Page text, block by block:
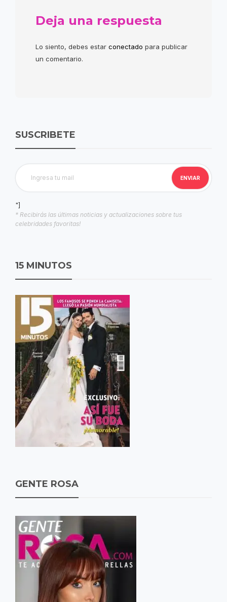
Deja una respuesta
Lo siento, debes estar conectado para publicar
un comentario.
SUSCRIBETE
"]
* Recibirás las últimas noticias y actualizaciones sobre tus
celebridades favoritas!
15 MINUTOS
GENTE ROSA